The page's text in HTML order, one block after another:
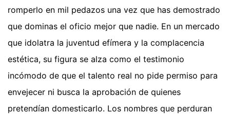
romperlo en mil pedazos una vez que has demostrado
que dominas el oficio mejor que nadie. En un mercado
que idolatra la juventud efímera y la complacencia
estética, su figura se alza como el testimonio
incómodo de que el talento real no pide permiso para
envejecer ni busca la aprobación de quienes
pretendían domesticarlo. Los nombres que perduran